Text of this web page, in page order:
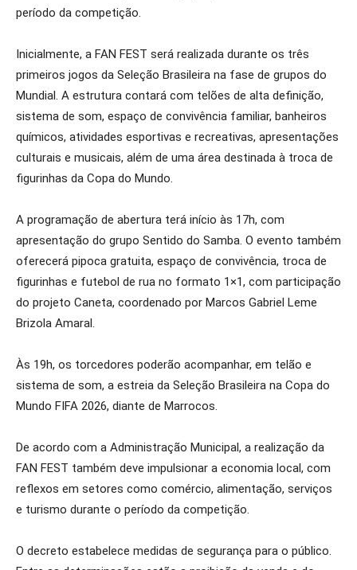
período da competição.
Inicialmente, a FAN FEST será realizada durante os três
primeiros jogos da Seleção Brasileira na fase de grupos do
Mundial. A estrutura contará com telões de alta definição,
sistema de som, espaço de convivência familiar, banheiros
químicos, atividades esportivas e recreativas, apresentações
culturais e musicais, além de uma área destinada à troca de
figurinhas da Copa do Mundo.
A programação de abertura terá início às 17h, com
apresentação do grupo Sentido do Samba. O evento também
oferecerá pipoca gratuita, espaço de convivência, troca de
figurinhas e futebol de rua no formato 1×1, com participação
do projeto Caneta, coordenado por Marcos Gabriel Leme
Brizola Amaral.
Às 19h, os torcedores poderão acompanhar, em telão e
sistema de som, a estreia da Seleção Brasileira na Copa do
Mundo FIFA 2026, diante de Marrocos.
De acordo com a Administração Municipal, a realização da
FAN FEST também deve impulsionar a economia local, com
reflexos em setores como comércio, alimentação, serviços
e turismo durante o período da competição.
O decreto estabelece medidas de segurança para o público.